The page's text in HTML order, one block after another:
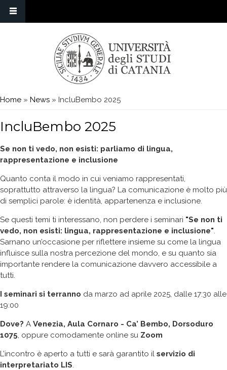
You are here
Home » News » IncluBembo 2025
IncluBembo 2025
Se non ti vedo, non esisti: parliamo di lingua,
rappresentazione e inclusione
Quanto conta il modo in cui veniamo rappresentati,
soprattutto attraverso la lingua? La comunicazione è molto più
di semplici parole: è identità, appartenenza e inclusione.
Se questi temi ti interessano, non perdere i seminari "Se non ti
vedo, non esisti: lingua, rappresentazione e inclusione"
Sarnano un’occasione per riflettere insieme su come la lingua
influisce sulla nostra percezione del mondo, e su quanto sia
importante rendere la comunicazione davvero accessibile a
tutti.
I seminari si terranno da marzo ad aprile 2025, dalle 17:30 alle
19:00
Dove? A Venezia, Aula Cornaro - Ca’ Bembo, Dorsoduro
1075 , oppure comodamente online su Zoom
L’incontro è aperto a tutti e sarà garantito il servizio di
interpretariato LIS